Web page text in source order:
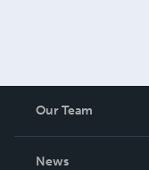
Our Team
News